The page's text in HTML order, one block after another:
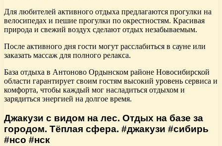
Для любителей активного отдыха предлагаются прогулки на
велосипедах и пешие прогулки по окрестностям. Красивая
природа и свежий воздух сделают отдых незабываемым.
После активного дня гости могут расслабиться в сауне или
заказать массаж для полного релакса.
База отдыха в Антоново Ордынском районе Новосибирской
области гарантирует своим гостям высокий уровень сервиса и
комфорта, чтобы каждый мог насладиться отдыхом и
зарядиться энергией на долгое время.
Джакузи с видом на лес. Отдых на базе за
городом. Тёплая сфера. #джакузи #сибирь
#нсо #нск